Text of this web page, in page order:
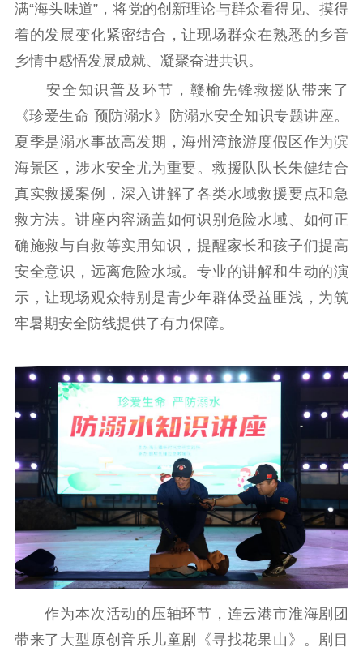
公共服务
新时代公民素养
提升资源库
新闻出版
政务服务
科研创新
服务管理平台
智库服务
管理平台
文艺创作
服务管理
文化产业
统计分析
数字出版
审读服务
新闻发布工作备
案管理系统
电影
服务
理论宣讲
共建共享平台
政工继续教育学
习平台
责任编辑注册
业务申报系统
满“海头味道”，将党的创新理论与群众看得见、摸得
着的发展变化紧密结合，让现场群众在熟悉的乡音
乡情中感悟发展成就、凝聚奋进共识。
安全知识普及环节，赣榆先锋救援队带来了
《珍爱生命 预防溺水》防溺水安全知识专题讲座。
夏季是溺水事故高发期，海州湾旅游度假区作为滨
海景区，涉水安全尤为重要。救援队队长朱健结合
真实救援案例，深入讲解了各类水域救援要点和急
救方法。讲座内容涵盖如何识别危险水域、如何正
确施救与自救等实用知识，提醒家长和孩子们提高
安全意识，远离危险水域。专业的讲解和生动的演
示，让现场观众特别是青少年群体受益匪浅，为筑
牢暑期安全防线提供了有力保障。
作为本次活动的压轴环节，连云港市淮海剧团
带来了大型原创音乐儿童剧《寻找花果山》。剧目